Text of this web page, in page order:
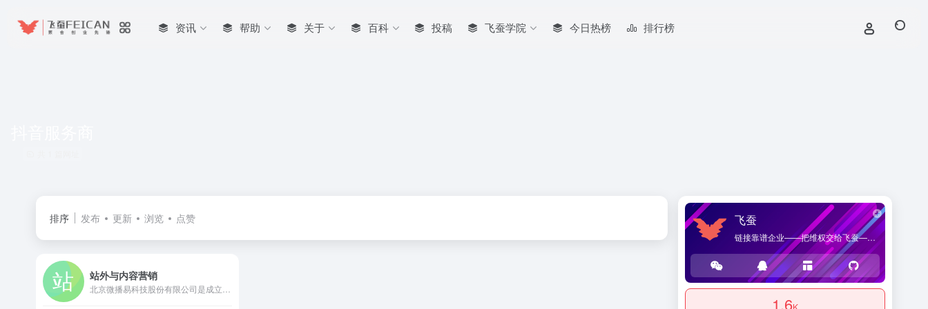
资讯 帮助 关于 百科 投稿 飞蚕学院 今日热榜 排行榜
排序 发布 更新 浏览 点赞
站外与内容营销
飞蚕
链接靠谱企业——把维权交给飞蚕——海桑贸易官方网站，提供优质企业导航和商品导购服务。
1.6K